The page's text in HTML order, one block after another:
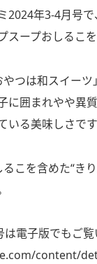
年3-4月号で、
ープおしるこ
つは和スイーツ
に囲まれやや異
る美味しさです
こを含めた“き
電子版でもご覧
content/